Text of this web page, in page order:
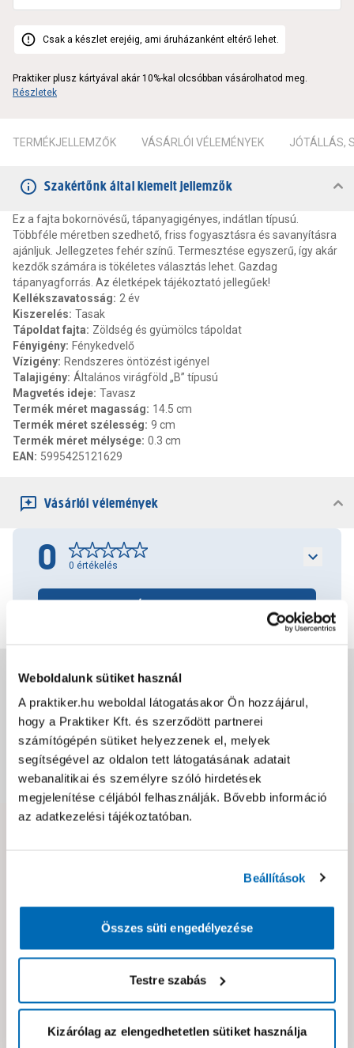
Weboldalunk sütiket használ
A praktiker.hu weboldal látogatásakor Ön hozzájárul,
hogy a Praktiker Kft. és szerződött partnerei
számítógépén sütiket helyezzenek el, melyek
segítségével az oldalon tett látogatásának adatait
webanalitikai és személyre szóló hirdetések
megjelenítése céljából felhasználják. Bővebb információ
az adatkezelési tájékoztatóban.
Beállítások
Összes süti engedélyezése
Testre szabás
Kizárólag az elengedhetetlen sütiket használja
Csak a készlet erejéig, ami áruházanként eltérő lehet.
Praktiker plusz kártyával akár 10%-kal olcsóbban vásárolhatod meg.
Részletek
TERMÉKJELLEMZŐK VÁSÁRLÓI VÉLEMÉNYEK JÓTÁLLÁS,
Szakértőnk által kiemelt jellemzők
Ez a fajta bokornövésű, tápanyagigényes, indátlan típusú.
Többféle méretben szedhető, friss fogyasztásra és savanyításra
ajánljuk. Jellegzetes fehér színű. Termesztése egyszerű, így akár
kezdők számára is tökéletes választás lehet. Gazdag
tápanyagforrás. Az életképek tájékoztató jellegűek!
Kellékszavatosság: 2 év
Kiszerelés: Tasak
Tápoldat fajta: Zöldség és gyümölcs tápoldat
Fényigény: Fénykedvelő
Vízigény: Rendszeres öntözést igényel
Talajigény: Általános virágföld „B” típusú
Magvetés ideje: Tavasz
Termék méret magasság: 14.5 cm
Termék méret szélesség: 9 cm
Termék méret mélysége: 0.3 cm
EAN : 5995425121629
Vásárlói vélemények
0 0 értékelés
Értékelés írása
Jótállás, szavatosság
Csomagolási és súly információk
Dokumentumok, felelős személy
Neked ajánljuk!